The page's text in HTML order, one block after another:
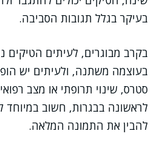
בעיקר בגלל תגובות הסביבה.
בקרב מבוגרים, לעיתים הטיקים
בעוצמה משתנה, ולעיתים יש
סטרס, שינוי תרופתי או מצב
לראשונה בבגרות, חשוב במיוחד
להבין את התמונה המלאה.